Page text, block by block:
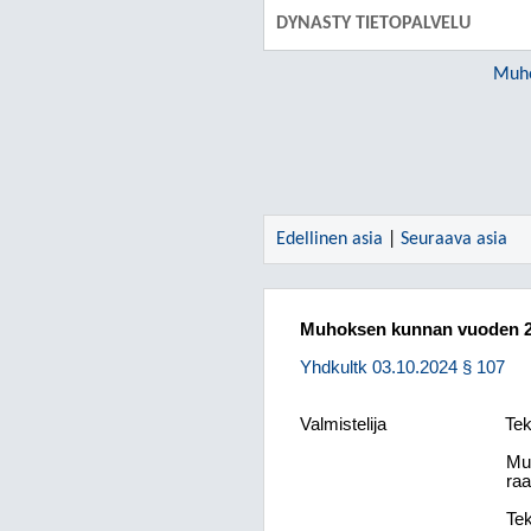
DYNASTY TIETOPALVELU
Edellinen asia Seuraava asia
Muhoksen kunnan vuoden
Yhdkultk 03.10.2024 § 107
Valmistelija